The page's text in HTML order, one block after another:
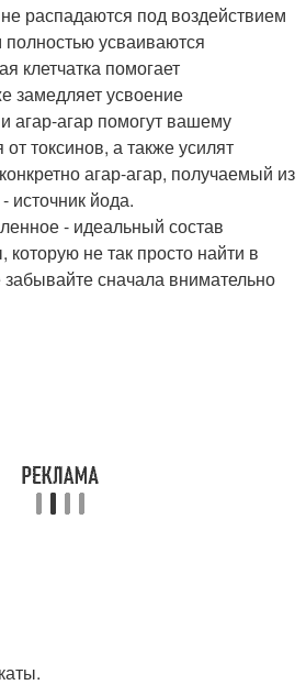
распадаются под воздействием
усваиваются
клетчатка помогает
замедляет усвоение
агар-агар помогут вашему
от токсинов, а также усилят
агар-агар, получаемый из
источник йода.
- идеальный состав
которую не так просто найти в
забывайте сначала внимательно